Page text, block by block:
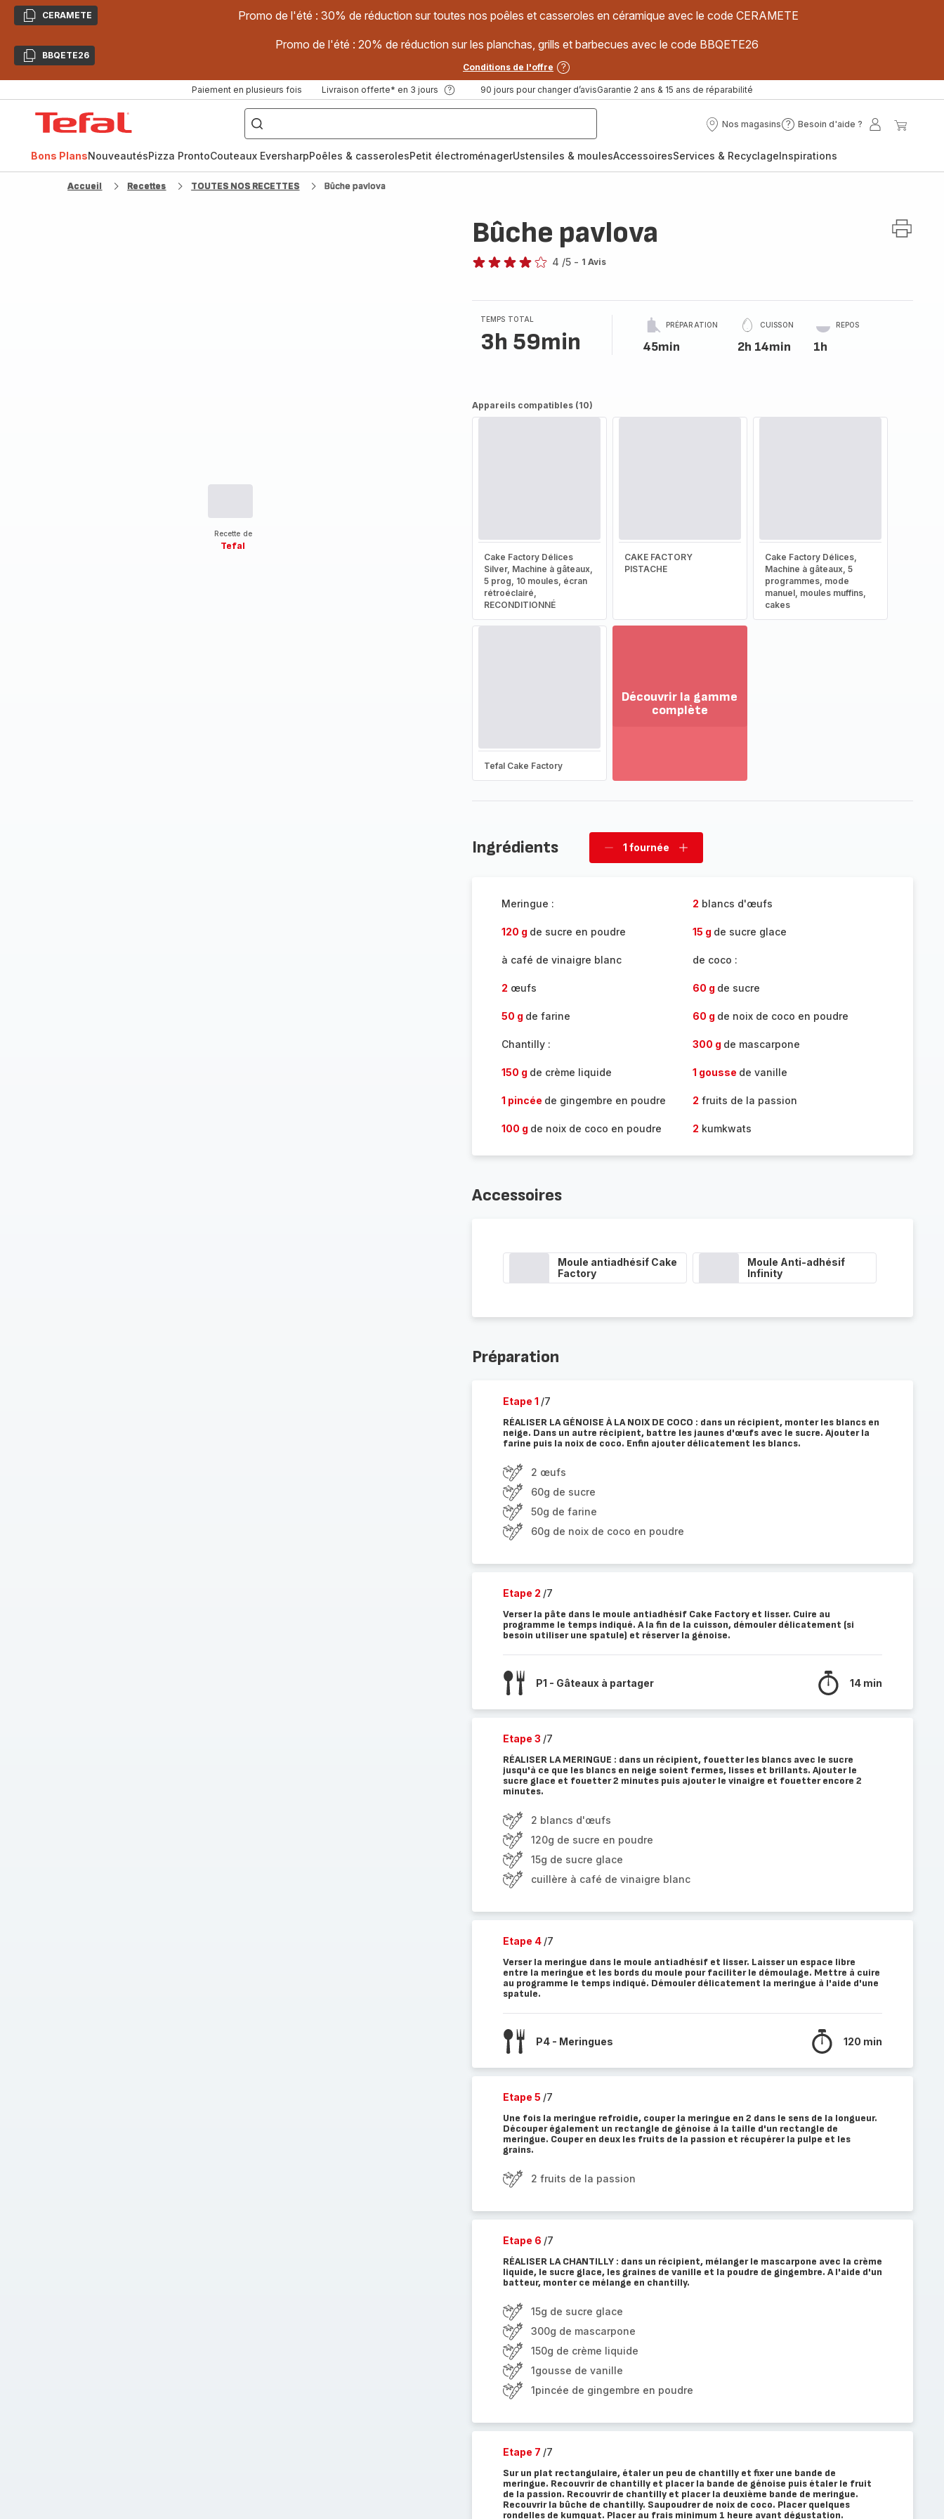
CopierCERAMETE Promo de l'été : 30% de réduction sur toutes nos poêles et casseroles en céramique avec le code CERAMETE
CopierBBQETE26
Promo de l'été : 20% de réduction sur les planchas, grills et barbecues avec le code BBQETE26
Conditions de l'offre
Paiement en plusieurs fois Livraison offerte* en 3 jours 90 jours pour changer d’avisGarantie 2 ans & 15 ans de réparabilité
["Poêles
inox,
Cake
Factory,
Nos magasins
Nos
Besoin d'aide ?
Besoin
?
Mon
Bons PlansNouveautésPizza ProntoCouteaux EversharpPoêles & casserolesPetit électroménagerUstensiles & moulesAccessoiresServices & RecyclageInspirations
Accueil Recettes TOUTES NOS RECETTES Bûche pavlova
Recette de
Tefal
Bûche pavlova
étoiles
(moyenne)
4 /5 - 1 Avis
TEMPS TOTAL
3h 59min
PRÉPARATION
45min
CUISSON
2h 14min
REPOS
1h
Appareils compatibles (10)
Cake Factory Délices
Silver, Machine à gâteaux,
5 prog, 10 moules, écran
rétroéclairé,
RECONDITIONNÉ
CAKE FACTORY
PISTACHE
Cake Factory Délices,
Machine à gâteaux, 5
programmes, mode
manuel, moules muffins,
cakes
Tefal Cake Factory
Découvrir la gamme
complète
la
Ingrédients
Supprimer
1 fournée
Ajouter
Meringue : 2 blancs d'œufs
120 g de sucre en poudre 15 g de sucre glace
à café de vinaigre blanc de coco :
2 œufs 60 g de sucre
50 g de farine 60 g de noix de coco en poudre
Chantilly : 300 g de mascarpone
150 g de crème liquide 1 gousse de vanille
1 pincée de gingembre en poudre 2 fruits de la passion
100 g de noix de coco en poudre 2 kumkwats
Accessoires
Moule antiadhésif Cake
Factory
Moule Anti-adhésif
Infinity
Préparation
Etape 1 /7
RÉALISER LA GÉNOISE À LA NOIX DE COCO : dans un récipient, monter les blancs en
neige. Dans un autre récipient, battre les jaunes d'œufs avec le sucre. Ajouter la
farine puis la noix de coco. Enfin ajouter délicatement les blancs.
2 œufs
60g de sucre
50g de farine
60g de noix de coco en poudre
Etape 2 /7
Verser la pâte dans le moule antiadhésif Cake Factory et lisser. Cuire au
programme le temps indiqué. A la fin de la cuisson, démouler délicatement (si
besoin utiliser une spatule) et réserver la génoise.
P1 - Gâteaux à partager 14 min
Etape 3 /7
RÉALISER LA MERINGUE : dans un récipient, fouetter les blancs avec le sucre
jusqu'à ce que les blancs en neige soient fermes, lisses et brillants. Ajouter le
sucre glace et fouetter 2 minutes puis ajouter le vinaigre et fouetter encore 2
minutes.
2 blancs d'œufs
120g de sucre en poudre
15g de sucre glace
cuillère à café de vinaigre blanc
Etape 4 /7
Verser la meringue dans le moule antiadhésif et lisser. Laisser un espace libre
entre la meringue et les bords du moule pour faciliter le démoulage. Mettre à cuire
au programme le temps indiqué. Démouler délicatement la meringue à l'aide d'une
spatule.
P4 - Meringues 120 min
Etape 5 /7
Une fois la meringue refroidie, couper la meringue en 2 dans le sens de la longueur.
Découper également un rectangle de génoise à la taille d'un rectangle de
meringue. Couper en deux les fruits de la passion et récupérer la pulpe et les
grains.
2 fruits de la passion
Etape 6 /7
RÉALISER LA CHANTILLY : dans un récipient, mélanger le mascarpone avec la crème
liquide, le sucre glace, les graines de vanille et la poudre de gingembre. A l'aide d'un
batteur, monter ce mélange en chantilly.
15g de sucre glace
300g de mascarpone
150g de crème liquide
1gousse de vanille
1pincée de gingembre en poudre
Etape 7 /7
Sur un plat rectangulaire, étaler un peu de chantilly et fixer une bande de
meringue. Recouvrir de chantilly et placer la bande de génoise puis étaler le fruit
de la passion. Recouvrir de chantilly et placer la deuxième bande de meringue.
Recouvrir la bûche de chantilly. Saupoudrer de noix de coco. Placer quelques
rondelles de kumquat. Placer au frais minimum 1 heure avant dégustation.